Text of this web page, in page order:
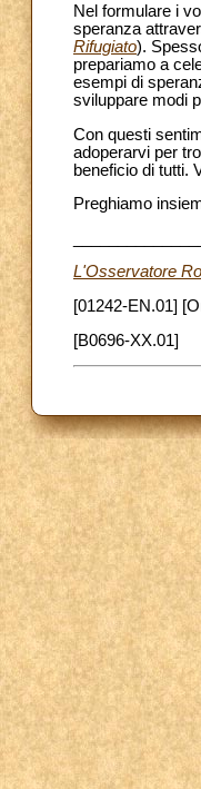
Nel formulare i
speranza
Rifugiato).
prepariamo a
esempi di
sviluppare modi
Con questi
adoperarvi per
beneficio di tutti.
Preghiamo
L'Osservatore
[01242-EN.01]
[B0696-XX.01]